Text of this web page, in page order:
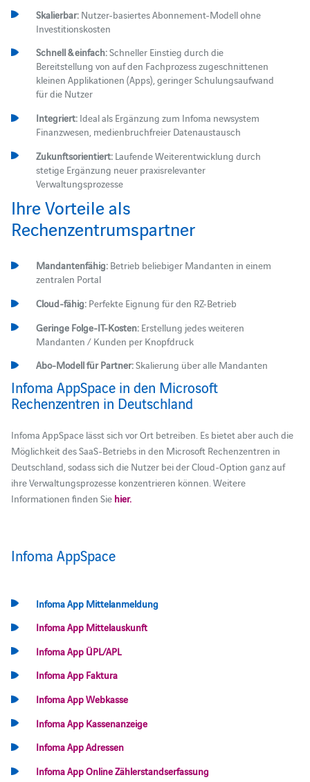
Skalierbar: Nutzer-basiertes Abonnement-Modell ohne
Investitionskosten
Schnell & einfach:Schneller Einstieg durch die
Bereitstellung von auf den Fachprozess zugeschnittenen
kleinen Applikationen (Apps), geringer Schulungsaufwand
für die Nutzer
Integriert: Ideal als Ergänzung zum Infoma newsystem
Finanzwesen, medienbruchfreier Datenaustausch
Zukunftsorientiert: Laufende Weiterentwicklung durch
stetige Ergänzung neuer praxisrelevanter
Verwaltungsprozesse
Ihre Vorteile als
Rechenzentrumspartner
Mandantenfähig: Betrieb beliebiger Mandanten in einem
zentralen Portal
Cloud-fähig: Perfekte Eignung für den RZ-Betrieb
Geringe Folge-IT-Kosten: Erstellung jedes weiteren
Mandanten / Kunden per Knopfdruck
Abo-Modell für Partner:Skalierung über alle Mandanten
Infoma AppSpace in den Microsoft
Rechenzentren in Deutschland
Infoma AppSpace lässt sich vor Ort betreiben. Es bietet aber auch die
Möglichkeit des SaaS-Betriebs in den Microsoft Rechenzentren in
Deutschland, sodass sich die Nutzer bei der Cloud-Option ganz auf
ihre Verwaltungsprozesse konzentrieren können. Weitere
Informationen finden Sie hier.
Infoma AppSpace
Infoma App Mittelanmeldung
Infoma App Mittelauskunft
Infoma App ÜPL/APL
Infoma App Faktura
Infoma App Webkasse
Infoma App Kassenanzeige
Infoma App Adressen
Infoma App Online Zählerstandserfassung